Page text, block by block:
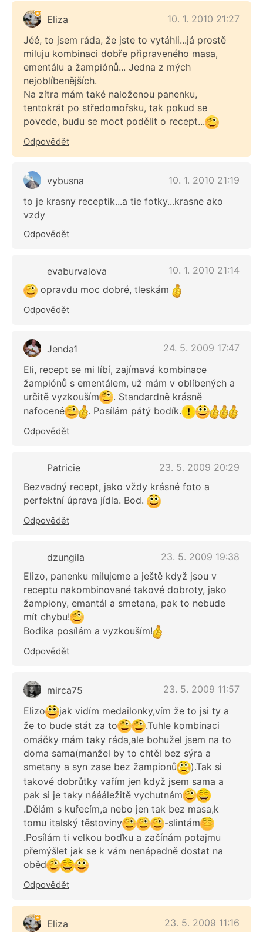
Eliza
10. 1. 2010 21:27
Jéé, to jsem ráda, že jste to vytáhli...já prostě
miluju kombinaci dobře připraveného masa,
ementálu a žampiónů... Jedna z mých
nejoblíbenějších.
Na zítra mám také naloženou panenku,
tentokrát po středomořsku, tak pokud se
povede, budu se moct podělit o recept...
Odpovědět
vybusna
10. 1. 2010 21:19
to je krasny receptik...a tie fotky...krasne ako
vzdy
Odpovědět
evaburvalova
10. 1. 2010 21:14
opravdu moc dobré, tleskám
Odpovědět
Jenda1
24. 5. 2009 17:47
Eli, recept se mi líbí, zajímavá kombinace
žampiónů s ementálem, už mám v oblíbených a
určitě vyzkouším
. Standardně krásně
nafocené
. Posílám pátý bodík.
Odpovědět
Patricie
23. 5. 2009 20:29
Bezvadný recept, jako vždy krásné foto a
perfektní úprava jídla. Bod.
Odpovědět
dzungila
23. 5. 2009 19:38
Elizo, panenku milujeme a ještě když jsou v
receptu nakombinované takové dobroty, jako
žampiony, emantál a smetana, pak to nebude
mít chybu!
Bodíka posílám a vyzkouším!
Odpovědět
mirca75
23. 5. 2009 11:57
Elizo
jak vidím medailonky,vím že to jsi ty a
že to bude stát za to
.Tuhle kombinaci
omáčky mám taky ráda,ale bohužel jsem na to
doma sama(manžel by to chtěl bez sýra a
smetany a syn zase bez žampionů
).Tak si
takové dobrůtky vařím jen když jsem sama a
pak si je taky náááležitě vychutnám
.Dělám s kuřecím,a nebo jen tak bez masa,k
tomu italský těstoviny
-slintám
.Posílám ti velkou boďku a začínám potajmu
přemýšlet jak se k vám nenápadně dostat na
oběd
Odpovědět
Eliza 23. 5. 2009 11:16